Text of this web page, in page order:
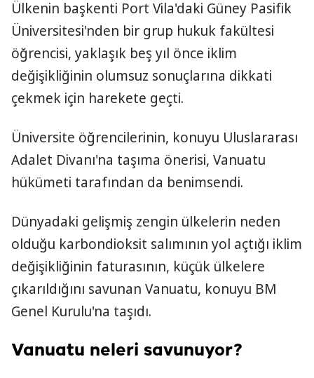
Ülkenin başkenti Port Vila'daki Güney Pasifik
Üniversitesi'nden bir grup hukuk fakültesi
öğrencisi, yaklaşık beş yıl önce iklim
değişikliğinin olumsuz sonuçlarına dikkati
çekmek için harekete geçti.
Üniversite öğrencilerinin, konuyu Uluslararası
Adalet Divanı'na taşıma önerisi, Vanuatu
hükümeti tarafından da benimsendi.
Dünyadaki gelişmiş zengin ülkelerin neden
olduğu karbondioksit salımının yol açtığı iklim
değişikliğinin faturasının, küçük ülkelere
çıkarıldığını savunan Vanuatu, konuyu BM
Genel Kurulu'na taşıdı.
Vanuatu neleri savunuyor?